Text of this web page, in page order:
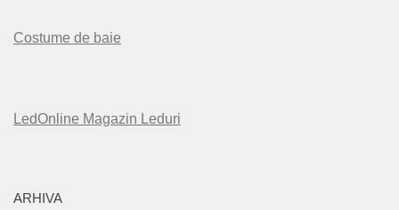
Costume de baie
LedOnline Magazin Leduri
ARHIVA